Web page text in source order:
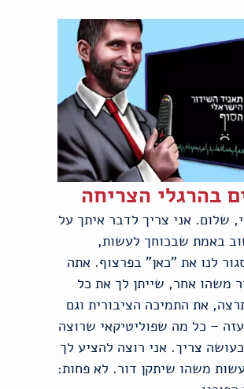
בהרגלי הצריחה
שלום. אני צריך לדבר איתך על
באמת שבכוחך לעשות,
לנו את "כאן" בפרצוף. אתה
משהו אחר, שייתן לך את כל
את התמיכה הציבורית וגם
– כל מה שפוליטיקאי שרוצה
צריך. אני רוצה להציע לך
משהו שיתקן דור. לא פחות: